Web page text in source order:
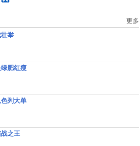
更多
举
肥红瘦
列大单
之王